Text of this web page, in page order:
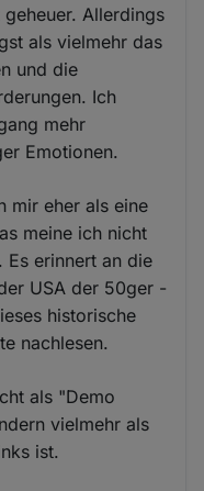
Allerdings
als vielmehr das
und die
Ich
mehr
Emotionen.
mir eher als eine
meine ich nicht
erinnert an die
USA der 50ger -
historische
nachlesen.
als "Demo
vielmehr als
ist.